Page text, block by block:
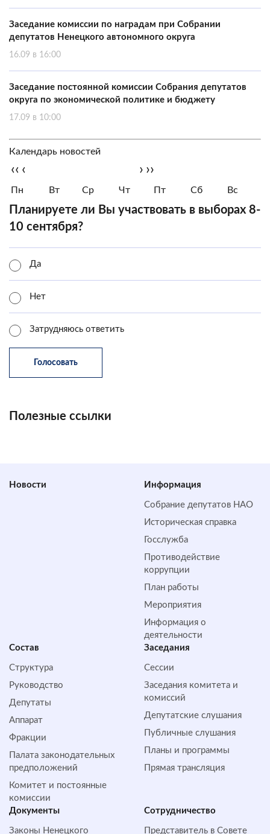
Заседание комиссии по наградам при Собрании
депутатов Ненецкого автономного округа
16.09 в 16:00
Заседание постоянной комиссии Собрания депутатов
округа по экономической политике и бюджету
17.09 в 10:00
Календарь новостей
‹‹ ‹ › ››
Пн Вт Ср Чт Пт Сб Вс
Планируете ли Вы участвовать в выборах 8-
10 сентября?
Да
Нет
Затрудняюсь ответить
Полезные ссылки
Новости Информация
Собрание депутатов НАО
Историческая справка
Госслужба
Противодействие
коррупции
План работы
Мероприятия
Информация о
деятельности
Состав
Структура
Руководство
Депутаты
Аппарат
Фракции
Палата законодательных
предположений
Комитет и постоянные
комиссии
Заседания
Сессии
Заседания комитета и
комиссий
Депутатские слушания
Публичные слушания
Планы и программы
Прямая трансляция
Документы
Законы Ненецкого
Сотрудничество
Представитель в Совете